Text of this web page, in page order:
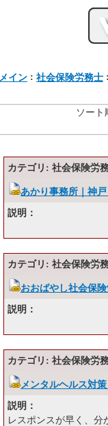
メイン : 社会保険労務士
ソー
カテゴリ: 社会保険労
あかり事務所｜神
説明：
カテゴリ: 社会保険労
おおばやし社会保
説明：
カテゴリ: 社会保険労
メンタルヘルス対
説明：
レスポンスが早く、